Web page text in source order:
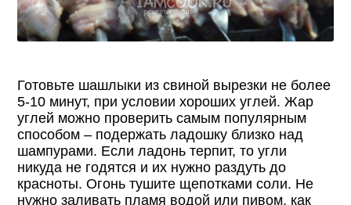
Готовьте шашлыки из свиной вырезки не более
5-10 минут, при условии хороших углей. Жар
углей можно проверить самым популярным
способом – подержать ладошку близко над
шампурами. Если ладонь терпит, то угли
никуда не годятся и их нужно раздуть до
красноты. Огонь тушите щепотками соли. Не
нужно заливать пламя водой или пивом, как